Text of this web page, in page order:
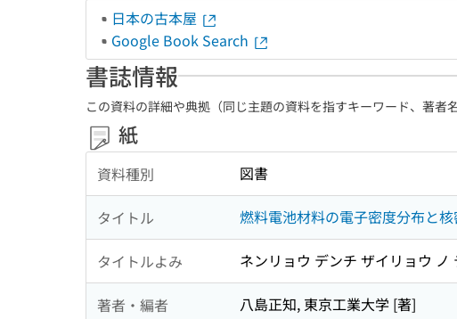
日本の古本屋
Google Book Search
書誌情報
この資料の詳細や典拠（同じ主題の資料を指すキーワード、著者
紙
資料種別 図書
タイトル 燃料電池材料の電子密度分布と
タイトルよみ ネンリョウ デンチ ザイリョウ
著者・編者 八島正知, 東京工業大学 [著]